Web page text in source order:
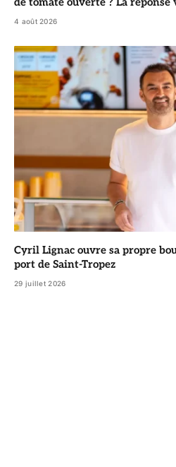
4 août 2026
Cyril Lignac ouvre sa propre
port de Saint-Tropez
29 juillet 2026